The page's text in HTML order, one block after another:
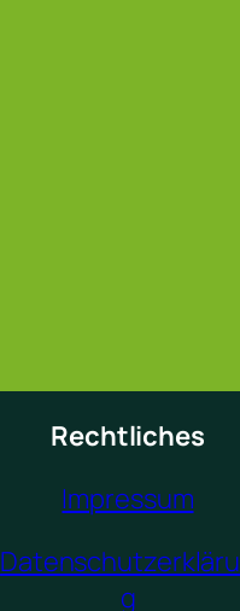
Rechtliches
Impressum
g